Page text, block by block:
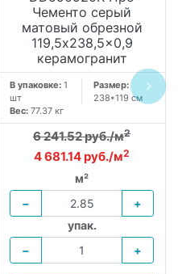
Чементо серый
матовый обрезной
119,5x238,5x0,9
керамогранит
В упаковке: 1
шт
Размер:
238*119 см
Вес: 77.37 кг
6 241.52 руб./м2
4 681.14 руб./м2
м²
−
+
упак.
−
+